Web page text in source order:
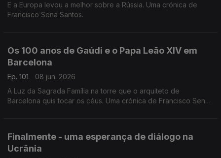
E a Europa levou a melhor sobre a Rússia. Uma crónica de
Francisco Sena Santos.
Os 100 anos de Gaúdi e o Papa Leão XIV em
Barcelona
Ep. 101
08 jun. 2026
A Luz da Sagrada Família na torre que o arquiteto de
Barcelona quis tocar os céus. Uma crónica de Francisco Sena
Finalmente - uma esperança de diálogo na
Ucrânia